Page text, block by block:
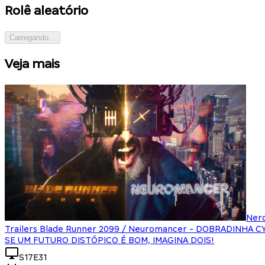
Rolê aleatório
Carregando...
Veja mais
Trailers Blade Runner 2099 / Neuromancer - DOBRADINHA
SE UM FUTURO DISTÓPICO É BOM, IMAGINA DOIS!
S17E31